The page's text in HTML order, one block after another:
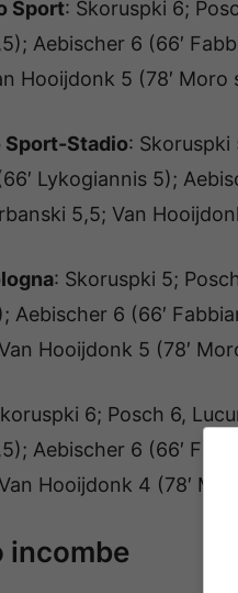
Sport: Skoruspki 6;
Aebischer 6 (66′
Hooijdonk 5 (78′
Sport-Stadio: Skoruspki
Lykogiannis 5);
5,5; Van
: Skoruspki 5;
Aebischer 6 (66′
Hooijdonk 5 (78′
6; Posch 6,
Aebischer 6 (66′
Hooijdonk 4 (78′
incombe